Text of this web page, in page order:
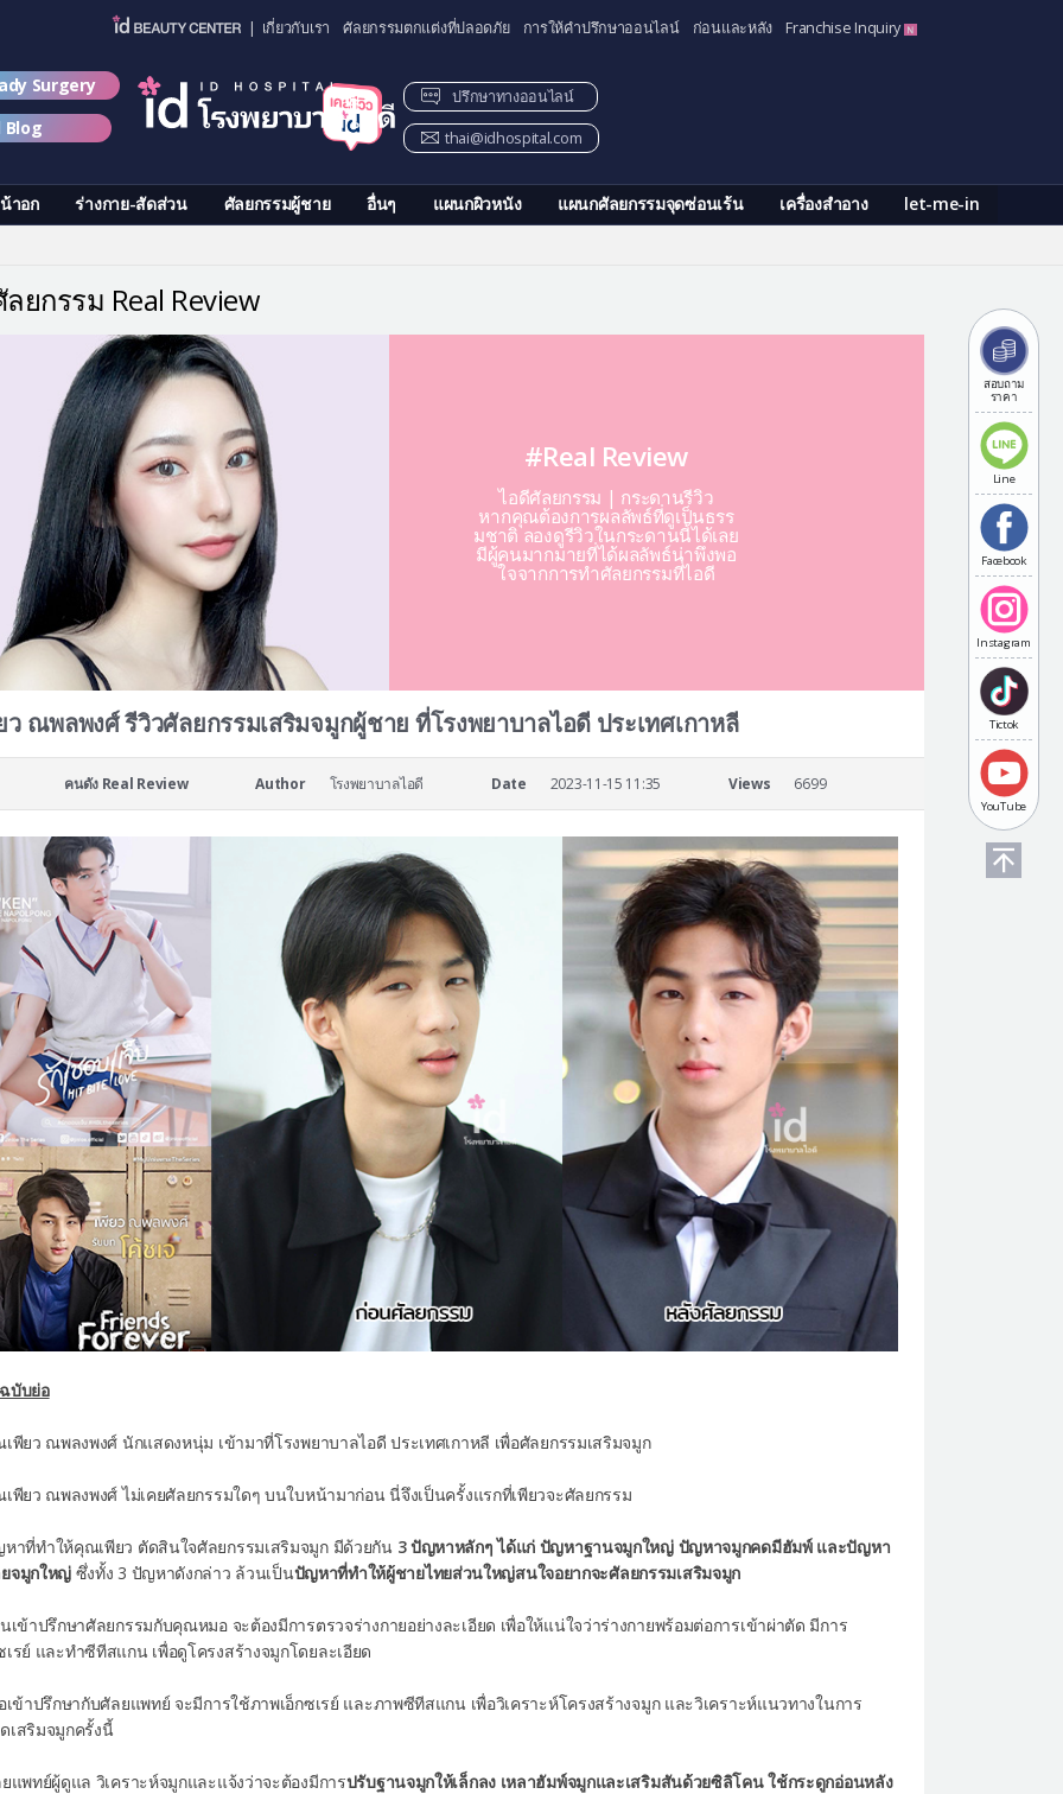
| เกี่ยวกับเรา ศัลยกรรมตกแต่งที่ปลอดภัย การให้คำปรึกษาออนไลน์ ก่อนและหลัง Franchise Inquiry
าอก ร่างกาย-สัดส่วน ศัลยกรรมผู้ชาย อื่นๆ แผนกผิวหนัง แผนกศัลยกรรมจุดซ่อนเร้น เครื่องสำอาง let-me-in
Surgery
Blog
ปรึกษาทางออนไลน์
thai@idhospital.com
สอบถาม
ราคา
Line
Facebook
Instagram
Tictok
YouTube
ยกรรม Real Review
#Real Review
ไอดีศัลยกรรม | กระดานรีวิว
หากคุณต้องการผลลัพธ์ที่ดูเป็นธรร
มชาติ ลองดูรีวิวในกระดานนี้ได้เลย
มีผู้คนมากมายที่ได้ผลลัพธ์น่าพึงพอ
ใจจากการทำศัลยกรรมที่ไอดี
ว ณพลพงศ์ รีวิวศัลยกรรมเสริมจมูกผู้ชาย ที่โรงพยาบาลไอดี ประเทศเกาหลี
คนดัง Real Review Author โรงพยาบาลไอดี Date 2023-11-15 11:35 Views 6699
บับย่อ
พียว ณพลงพงศ์ นักแสดงหนุ่ม เข้ามาที่โรงพยาบาลไอดี ประเทศเกาหลี เพื่อศัลยกรรมเสริมจมูก
พียว ณพลงพงศ์ ไม่เคยศัลยกรรมใดๆ บนใบหน้ามาก่อน นี่จึงเป็นครั้งแรกที่เพียวจะศัลยกรรม
าที่ทำให้คุณเพียว ตัดสินใจศัลยกรรมเสริมจมูก มีด้วยกัน 3ปัญหาหลักๆ ได้แก่ ปัญหาฐานจมูกใหญ่ ปัญหาจมูกคดมีฮัมพ์ และปัญหา
จมูกใหญ่ ซึ่งทั้ง 3 ปัญหาดังกล่าว ล้วนเป็นปัญหาที่ทำให้ผู้ชายไทยส่วนใหญ่สนใจอยากจะศัลยกรรมเสริมจมูก
เข้าปรึกษาศัลยกรรมกับคุณหมอ จะต้องมีการตรวจร่างกายอย่างละเอียด เพื่อให้แน่ใจว่าร่างกายพร้อมต่อการเข้าผ่าตัด มีการ
เรย์ และทำซีทีสแกน เพื่อดูโครงสร้างจมูกโดยละเอียด
เข้าปรึกษากับศัลยแพทย์ จะมีการใช้ภาพเอ็กซเรย์ และภาพซีทีสแกน เพื่อวิเคราะห์โครงสร้างจมูก และวิเคราะห์แนวทางในการ
เสริมจมูกครั้งนี้
แพทย์ผู้ดูแล วิเคราะห์จมูกและแจ้งว่าจะต้องมีการปรับฐานจมูกให้เล็กลง เหลาฮัมพ์จมูกและเสริมสันด้วยซิลิโคน ใช้กระดูกอ่อนหลัง